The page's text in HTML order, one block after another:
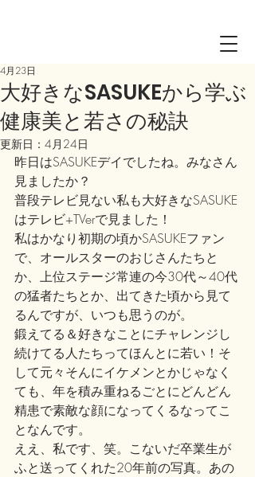
大好きなSASUKEから学ぶ
健康美と若さの秘訣
4月23日
更新日： 4月24日
昨日はSASUKEデイでしたね。みなさん
見ましたか？
普段テレビ見ない私も大好きなSASUKE
はテレビ+TVerで見ました！
私はかなり初期の頃かSASUKEファン
で、オールスターのおじさんたちと
か、上位ステージ常連の今30代～40代
の猛者たちとか、出てきた頃から見て
るんですが、いつも思うのが。
鍛えてる＆好きなことにチャレンジし
続けてる人たちってほんとに若い！そ
して元々そんにイケメンとかじゃなく
ても、年を積み重ねるごとにどんどん
精患で素敵な顔になってくるなってこ
となんです。
ええ、私です、笑。こないだ卒業生が
ふと送ってくれた20年前の写真。あの